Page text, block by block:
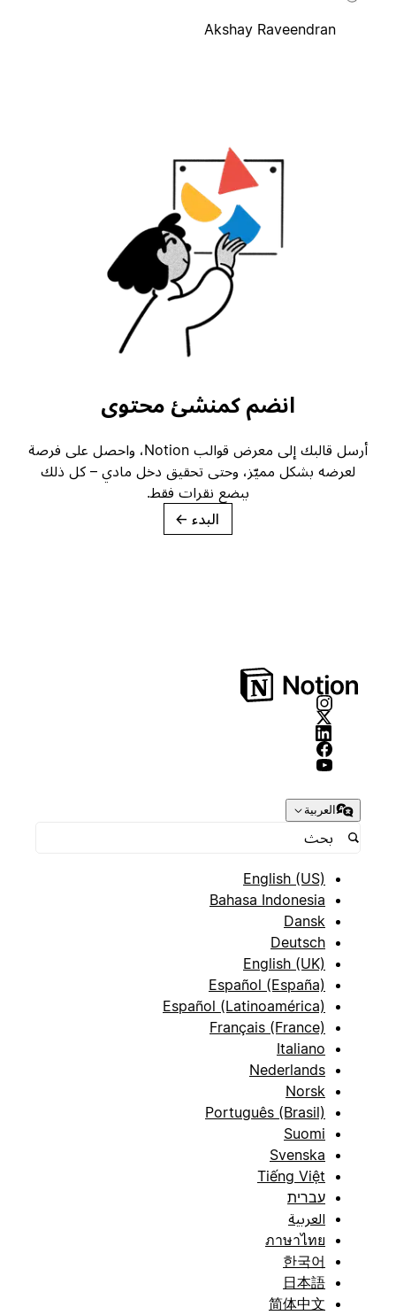
Akshay Raveendran
انضم كمنشئ محتوى
أرسل قالبك إلى معرض قوالب Notion، واحصل على فرصة
لعرضه بشكل مميّز، وحتى تحقيق دخل مادي – كل ذلك
ببضع نقرات فقط.
→
العربية
English (US)
Bahasa Indonesia
Dansk
Deutsch
English (UK)
Español (España)
Español (Latinoamérica)
Français (France)
Italiano
Nederlands
Norsk
Português (Brasil)
Suomi
Svenska
Tiếng Việt
עברית
العربية
ภาษาไทย
한국어
日本語
简体中文